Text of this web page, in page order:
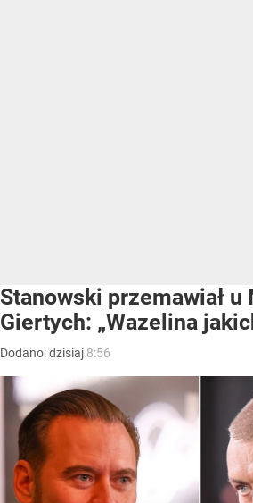
Stanowski przemawiał u
Giertych: „Wazelina
Dodano:dzisiaj 8:56